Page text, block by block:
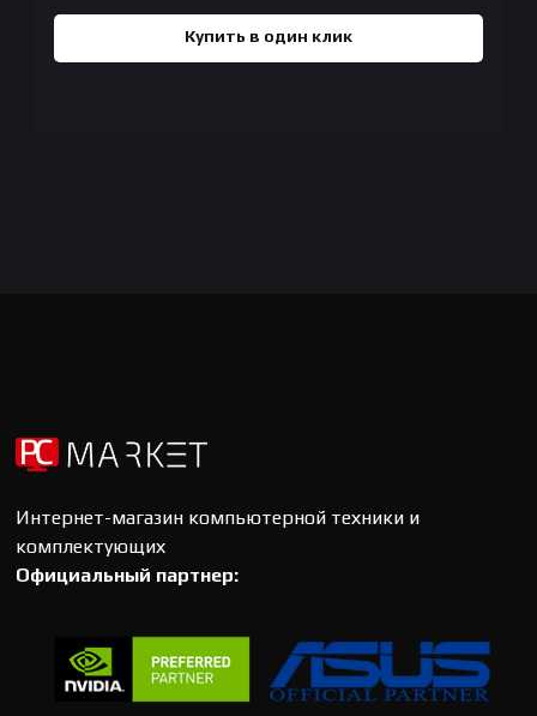
Купить в один клик
Интернет-магазин компьютерной техники и
комплектующих
Официальный партнер: